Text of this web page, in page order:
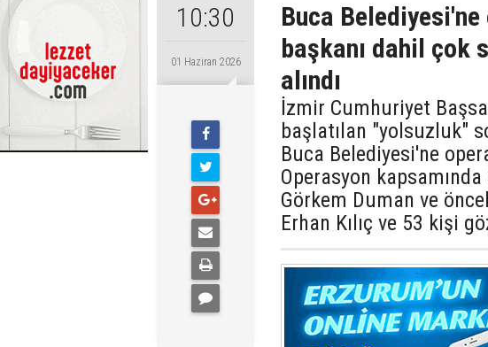
10:30
01 Haziran 2026
Buca
başkanı dahil çok
alındı
İzmir Cumhuriyet
başlatılan "yolsuzluk"
Buca Belediyesi'ne
Operasyon
Görkem Duman ve
Erhan Kılıç ve 53 kişi